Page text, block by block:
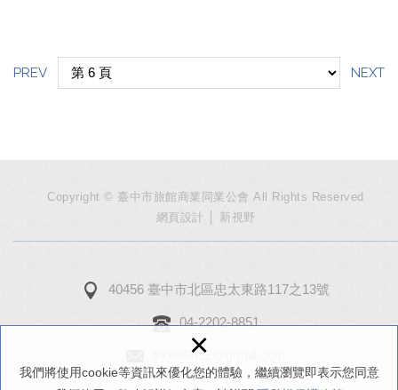
我們將使用cookie等資訊來優化您的體驗，繼續瀏覽即表示您同意
×
PREV NEXT
Copyright © 臺中市旅館商業同業公會 All Rights Reserved
網頁設計
│ 新視野
40456 臺中市北區忠太東路117之13號
04-2202-8851
thotel8692@gmail.com